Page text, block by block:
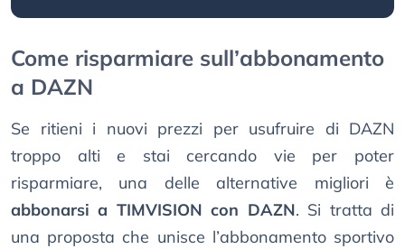
Come risparmiare sull’abbonamento
a DAZN
Se ritieni i nuovi prezzi per usufruire di DAZN
troppo alti e stai cercando vie per poter
risparmiare, una delle alternative migliori è
abbonarsi a TIMVISION con DAZN. Si tratta di
una proposta che unisce l’abbonamento sportivo